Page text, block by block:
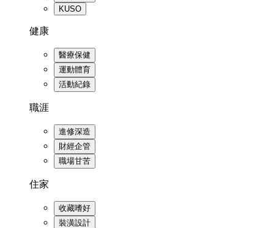
KUSO
健康
醫療保健
運動體育
活動紀錄
職涯
進修深造
財經企管
職場甘苦
住家
收藏嗜好
裝潢設計